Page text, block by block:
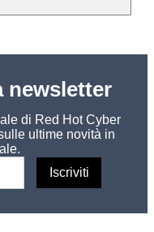
newsletter
di Red Hot Cyber
ultime novità in